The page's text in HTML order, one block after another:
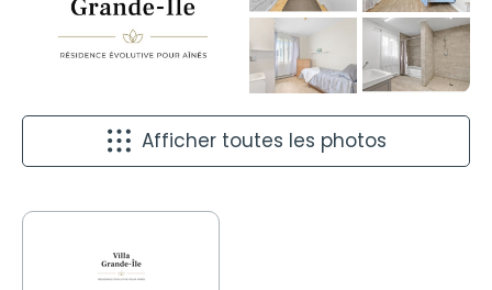
Afficher toutes les photos